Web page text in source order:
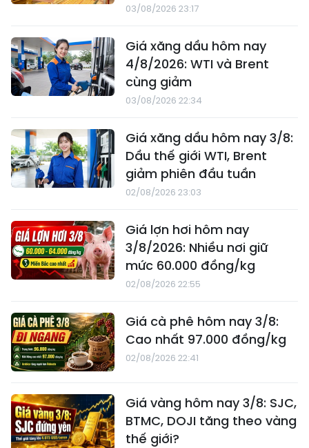
03/08/2026 23:17
Giá xăng dầu hôm nay
4/8/2026: WTI và Brent
cùng giảm
03/08/2026 22:34
Giá xăng dầu hôm nay 3/8:
Dầu thế giới WTI, Brent
giảm phiên đầu tuần
02/08/2026 23:03
Giá lợn hơi hôm nay
3/8/2026: Nhiều nơi giữ
mức 60.000 đồng/kg
02/08/2026 22:55
Giá cà phê hôm nay 3/8:
Cao nhất 97.000 đồng/kg
02/08/2026 22:41
Giá vàng hôm nay 3/8: SJC,
BTMC, DOJI tăng theo vàng
thế giới?